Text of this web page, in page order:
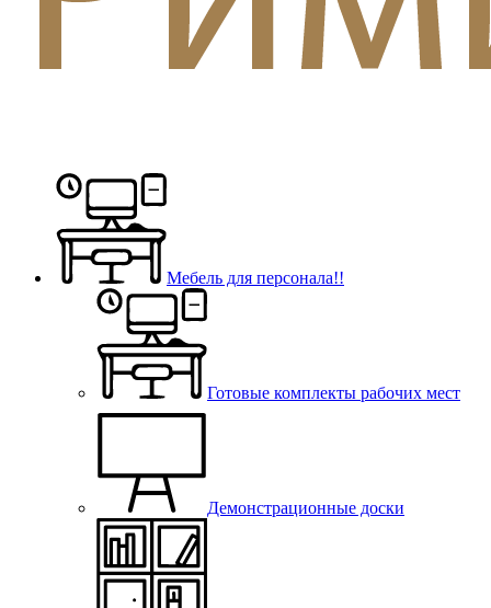
Мебель для персонала!!
Готовые комплекты рабочих мест
Демонстрационные доски